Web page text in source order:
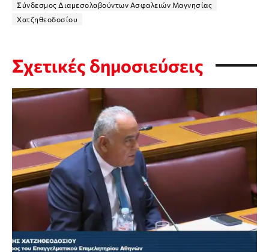
Σύνδεσμος Διαμεσολαβούντων Ασφαλειών Μαγνησίας
Χατζηθεοδοσίου
Σχετικές δημοσιεύσεις